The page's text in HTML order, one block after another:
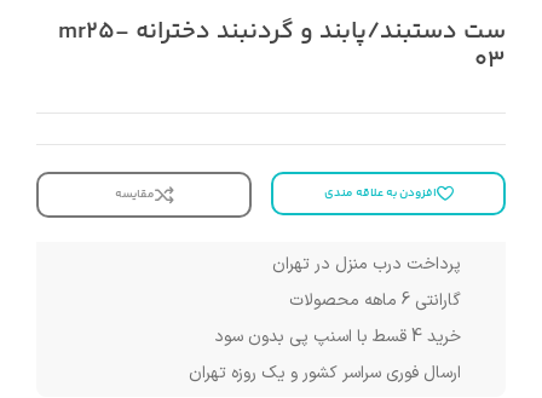
ست دستبند/پابند و گردنبند دخترانه mr25-
03
افزودن به علاقه مندی مقایسه
پرداخت درب منزل در تهران
گارانتی 6 ماهه محصولات
خرید 4 قسط با اسنپ پی بدون سود
ارسال فوری سراسر کشور و یک روزه تهران